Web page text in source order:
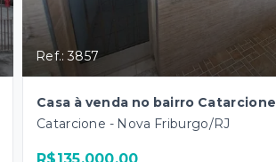
Ref.: 3857
Casa à venda no bairro Catarcione
Catarcione - Nova Friburgo/RJ
R$135.000,00